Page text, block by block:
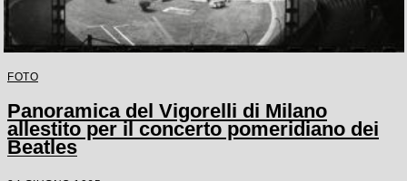
FOTO
Panoramica del Vigorelli di Milano
allestito per il concerto pomeridiano dei
Beatles